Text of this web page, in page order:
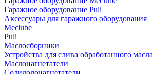
Гаражное оборудование Puli
Аксессуары для гаражного оборудования
Meclube
Puli
Маслосборники
Устройства для слива обработанного масла
Маслонагнетатели